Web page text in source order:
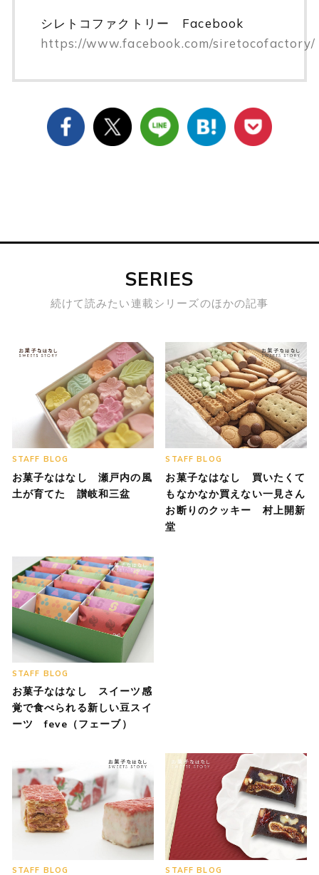
シレトコファクトリー Facebook
https://www.facebook.com/siretocofactory/
SERIES
続けて読みたい連載シリーズのほかの記事
STAFF BLOG
お菓子なはなし 瀬戸内の風
土が育てた 讃岐和三盆
STAFF BLOG
お菓子なはなし 買いたくて
もなかなか買えない一見さん
お断りのクッキー 村上開新
堂
STAFF BLOG
お菓子なはなし スイーツ感
覚で食べられる新しい豆スイ
ーツ feve（フェーブ）
STAFF BLOG STAFF BLOG